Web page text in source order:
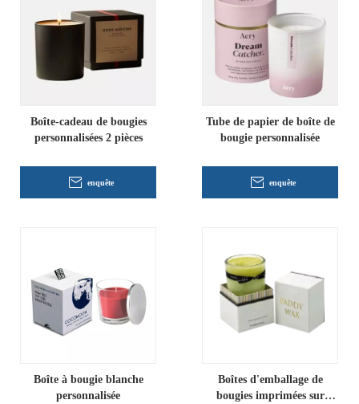
Boîte-cadeau de bougies
personnalisées 2 pièces
enquête
Tube de papier de boîte de
bougie personnalisée
enquête
Boîte à bougie blanche
personnalisée
Boîtes d'emballage de
bougies imprimées sur